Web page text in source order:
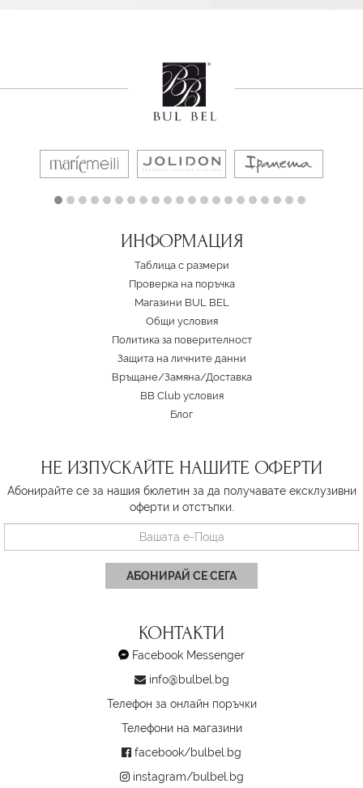
ИНФОРМАЦИЯ
Таблица с размери
Проверка на поръчка
Магазини BUL BEL
Oбщи условия
Политика за поверителност
Защита на личните данни
Връщане/Замяна/Доставка
BB Club условия
Блог
НЕ ИЗПУСКАЙТЕ НАШИТЕ ОФЕРТИ
Абонирайте се за нашия бюлетин за да получавате ексклузивни
оферти и отстъпки.
АБОНИРАЙ СЕ СЕГА
КОНТАКТИ
Facebook Messenger
info@bulbel.bg
Телефон за онлайн поръчки
Телефони на магазини
facebook/bulbel.bg
instagram/bulbel.bg